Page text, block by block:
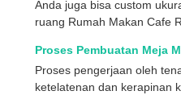
Anda juga bisa custom
ruang Rumah Makan Cafe
Proses Pembuatan Meja
Proses pengerjaan oleh
ketelatenan dan kerapinan